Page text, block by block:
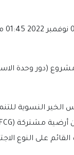
(دور وحدة
النسوية
على النوع